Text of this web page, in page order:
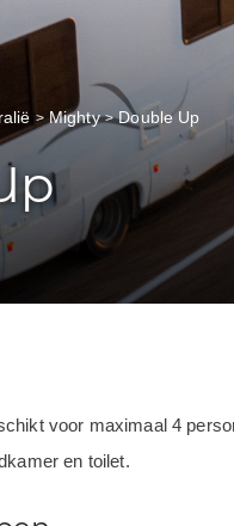
Mighty Double Up
voor maximaal 4
en toilet.